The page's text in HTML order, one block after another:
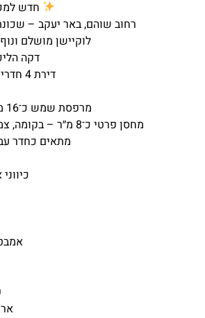
רחוב שוהם, באר יעקב –
לוקיישן מושלם
דקה
דירת 4 חדרים מרווחת במיוחד
מרפסת שמש כ־16 מ״ר + סגירת חורף
מחסן פרטי כ־8 מ״ר – בקומה, צמוד לדלת עם חלון
מתאים כחדר
2